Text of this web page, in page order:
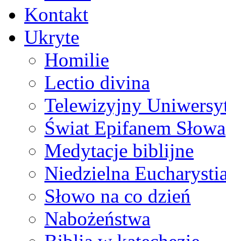
Kontakt
Ukryte
Homilie
Lectio divina
Telewizyjny
Świat Epifanem Słowa
Medytacje biblijne
Niedzielna
Słowo na co dzień
Nabożeństwa